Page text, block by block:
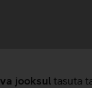
jooksul tasuta